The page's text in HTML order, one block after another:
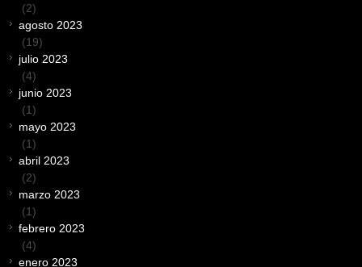
(2)
agosto 2023
(19)
julio 2023
(4)
junio 2023
(1)
mayo 2023
(1)
abril 2023
(2)
marzo 2023
(1)
febrero 2023
(4)
enero 2023